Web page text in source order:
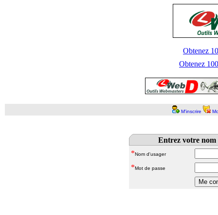
Obtenez
Obtenez
M'inscrire
Entrez votre nom
*Nom d'usager
*Mot de passe